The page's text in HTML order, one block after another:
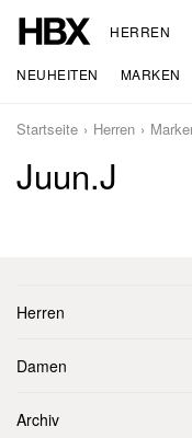
HERREN
NEUHEITEN MARKEN
Startseite Herren
Juun.J
Herren
Damen
Archiv